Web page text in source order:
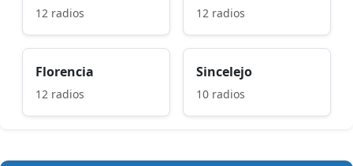
12 radios 12 radios
Florencia
12 radios
Sincelejo
10 radios